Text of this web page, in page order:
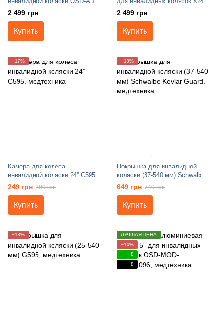
0703 (24)
2 499 грн
Купить
OSD-MOD-ECO2
2 499 грн
Купить
−17%
Камера для колеса
инвалидной коляски 24” C595
249 грн 299 грн
Купить
−13%
1
Покрышка для инвалидной
коляски (37-540 мм) Schwalbe
Kevlar Guard
649 грн 749 грн
Купить
−13%
ЛУЧШАЯ ЦЕНА
−14%
8
8